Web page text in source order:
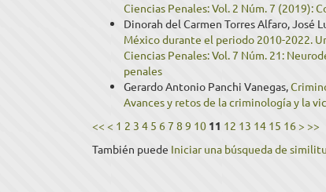
Ciencias Penales: Vol. 2 Núm. 7 (2019):
Dinorah del Carmen Torres Alfaro, José
México durante el periodo 2010-2022.
Ciencias Penales: Vol. 7 Núm. 21:
penales
Gerardo Antonio Panchi Vanegas,
Avances y retos de la criminología y la
<< < 1 2 3 4 5 67 8 9 10 11 12 13 14 15 16 > >>
También puede Iniciar una búsqueda de